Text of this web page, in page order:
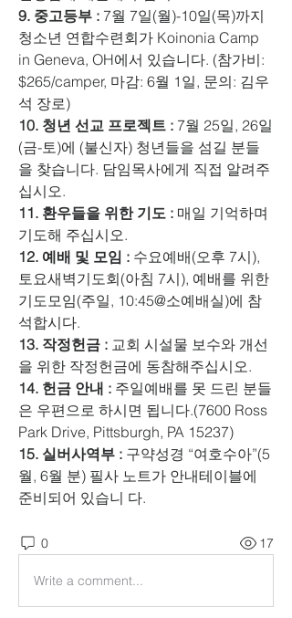
9. 중고등부 : 7월 7일(월)-10일(목)까지
청소년 연합수련회가 Koinonia Camp
in Geneva, OH에서 있습니다. (참가비:
$265/camper, 마감: 6월 1일, 문의: 김우
석 장로)
10. 청년 선교 프로젝트 : 7월 25일, 26일
(금-토)에 (불신자) 청년들을 섬길 분들
을 찾습니다. 담임목사에게 직접 알려주
십시오.
11. 환우들을 위한 기도 : 매일 기억하며
기도해 주십시오.
12. 예배 및 모임 : 수요예배(오후 7시),
토요새벽기도회(아침 7시), 예배를 위한
기도모임(주일, 10:45@소예배실)에 참
석합시다.
13. 작정헌금 : 교회 시설물 보수와 개선
을 위한 작정헌금에 동참해주십시오.
14. 헌금 안내 : 주일예배를 못 드린 분들
은 우편으로 하시면 됩니다.(7600 Ross
Park Drive, Pittsburgh, PA 15237)
15. 실버사역부 : 구약성경 “여호수아”(5
월, 6월 분) 필사 노트가 안내테이블에
준비되어 있습니 다.
0 17
Write a comment...